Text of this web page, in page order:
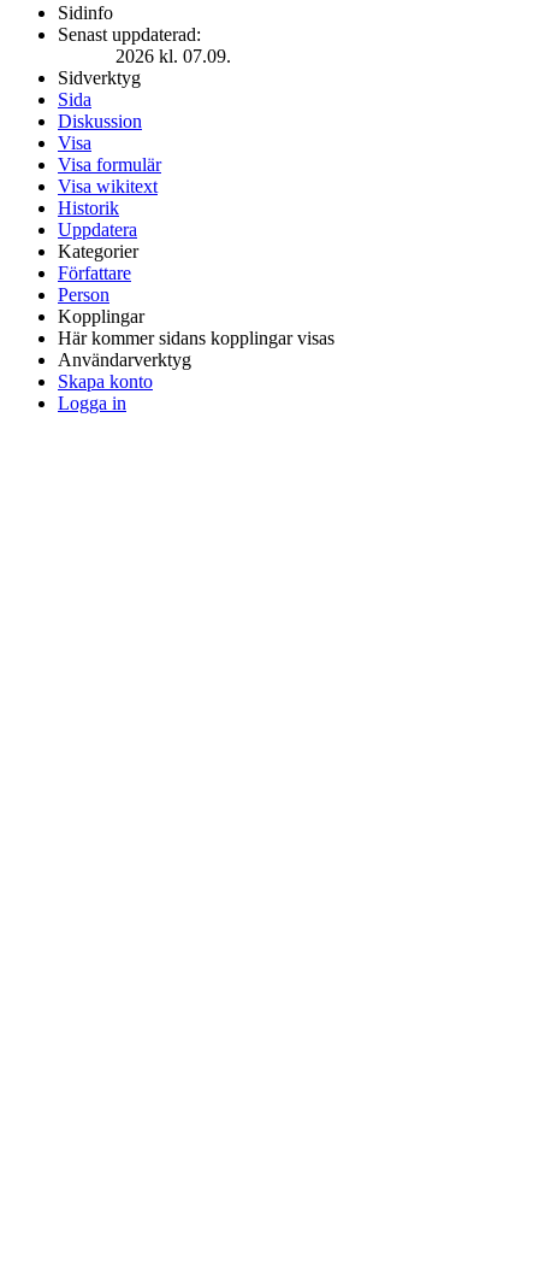
Sidinfo
Senast uppdaterad:
2026 kl. 07.09.
Sidverktyg
Sida
Diskussion
Visa
Visa formulär
Visa wikitext
Historik
Uppdatera
Kategorier
Författare
Person
Kopplingar
Här kommer sidans kopplingar visas
Användarverktyg
Skapa konto
Logga in